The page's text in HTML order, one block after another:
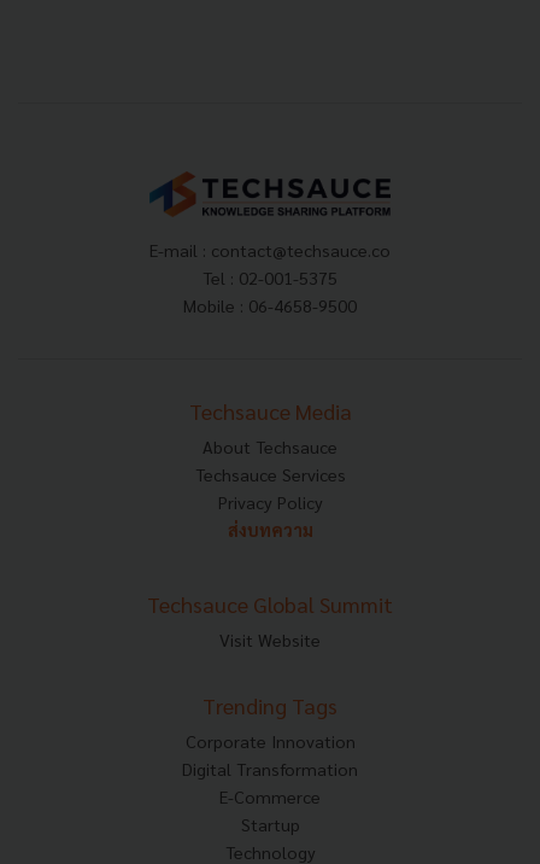
E-mail : contact@techsauce.co
Tel : 02-001-5375
Mobile : 06-4658-9500
Techsauce Media
About Techsauce
Techsauce Services
Privacy Policy
ส่งบทความ
Techsauce Global Summit
Visit Website
Trending Tags
Corporate Innovation
Digital Transformation
E-Commerce
Startup
Technology